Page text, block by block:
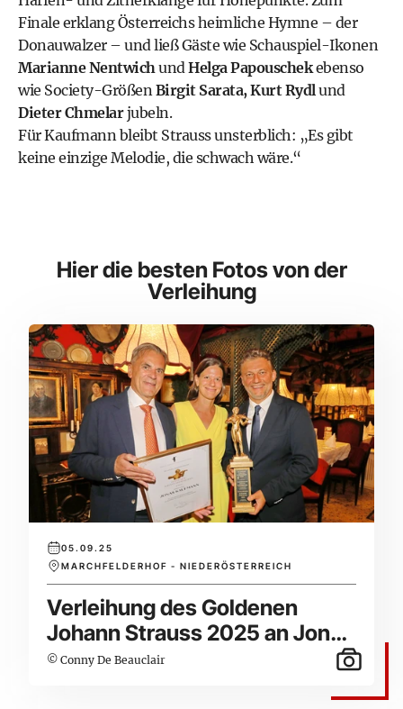
Finale erklang Österreichs heimliche Hymne – der
Donauwalzer – und ließ Gäste wie Schauspiel-Ikonen
Marianne NentwichundHelga Papouschekebenso
wie Society-GrößenBirgit Sarata, Kurt Rydlund
Dieter Chmelarjubeln.
Für Kaufmann bleibt Strauss unsterblich: „Es gibt
keine einzige Melodie, die schwach wäre.“
Hier die besten Fotos von der
Verleihung
05.09.25
MARCHFELDERHOF - NIEDERÖSTERREICH
Verleihung des Goldenen
Johann Strauss 2025 an Jonas
Kaufmann
© Conny De Beauclair